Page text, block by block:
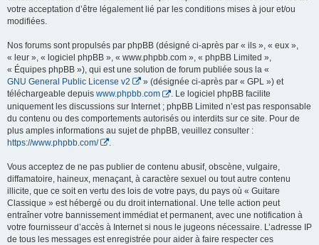
votre acceptation d’être légalement lié par les conditions mises à jour et/ou
modifiées.
Nos forums sont propulsés par phpBB (désigné ci-après par « ils », « eux »,
« leur », « logiciel phpBB », « www.phpbb.com », « phpBB Limited »,
« Équipes phpBB »), qui est une solution de forum publiée sous la «
GNU General Public License v2
» (désignée ci-après par « GPL ») et
téléchargeable depuis www.phpbb.com
. Le logiciel phpBB facilite
uniquement les discussions sur Internet ; phpBB Limited n’est pas responsable
du contenu ou des comportements autorisés ou interdits sur ce site. Pour de
plus amples informations au sujet de phpBB, veuillez consulter :
https://www.phpbb.com/
Vous acceptez de ne pas publier de contenu abusif, obscène, vulgaire,
diffamatoire, haineux, menaçant, à caractère sexuel ou tout autre contenu
illicite, que ce soit en vertu des lois de votre pays, du pays où « Guitare
Classique » est hébergé ou du droit international. Une telle action peut
entraîner votre bannissement immédiat et permanent, avec une notification à
votre fournisseur d’accès à Internet si nous le jugeons nécessaire. L’adresse IP
de tous les messages est enregistrée pour aider à faire respecter ces